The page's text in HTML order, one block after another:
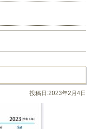
投稿日:2023年2月4日